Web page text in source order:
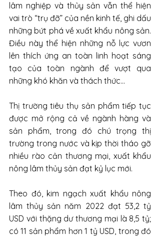
lâm nghiệp và thủy sản vẫn thể hiện
vai trò “trụ đỡ” của nền kinh tế, ghi dấu
những bứt phá về xuất khẩu nông sản.
Điều này thể hiện những nỗ lực vươn
lên thích ứng an toàn linh hoạt sáng
tạo của toàn ngành để vượt qua
những khó khăn và thách thức…
Thị trường tiêu thụ sản phẩm tiếp tục
được mở rộng cả về ngành hàng và
sản phẩm, trong đó chú trọng thị
trường trong nước và kịp thời tháo gỡ
nhiều rào cản thương mại, xuất khẩu
nông lâm thủy sản đạt kỷ lục mới.
Theo đó, kim ngạch xuất khẩu nông
lâm thủy sản năm 2022 đạt 53,2 tỷ
USD với thặng dư thương mại là 8,5 tỷ;
có 11 sản phẩm hơn 1 tỷ USD, trong đó